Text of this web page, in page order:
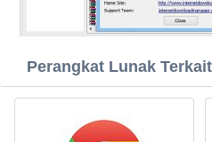
Perangkat Lunak Terkait